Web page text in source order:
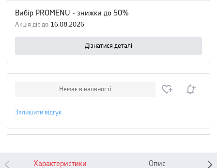
Вибір PROMENU - знижки до 50%
Акція діє до 16.08.2026
Дізнатися деталі
Немає в наявності
Залишити відгук
Характеристики Опис